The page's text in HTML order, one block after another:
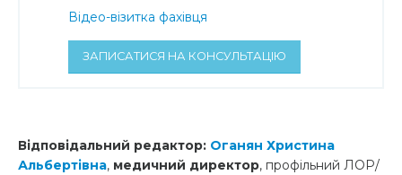
Відео-візитка фахівця
ЗАПИСАТИСЯ НА КОНСУЛЬТАЦІЮ
Відповідальний редактор: Оганян Христина
Альбертівна, медичний директор, профільний ЛОР/